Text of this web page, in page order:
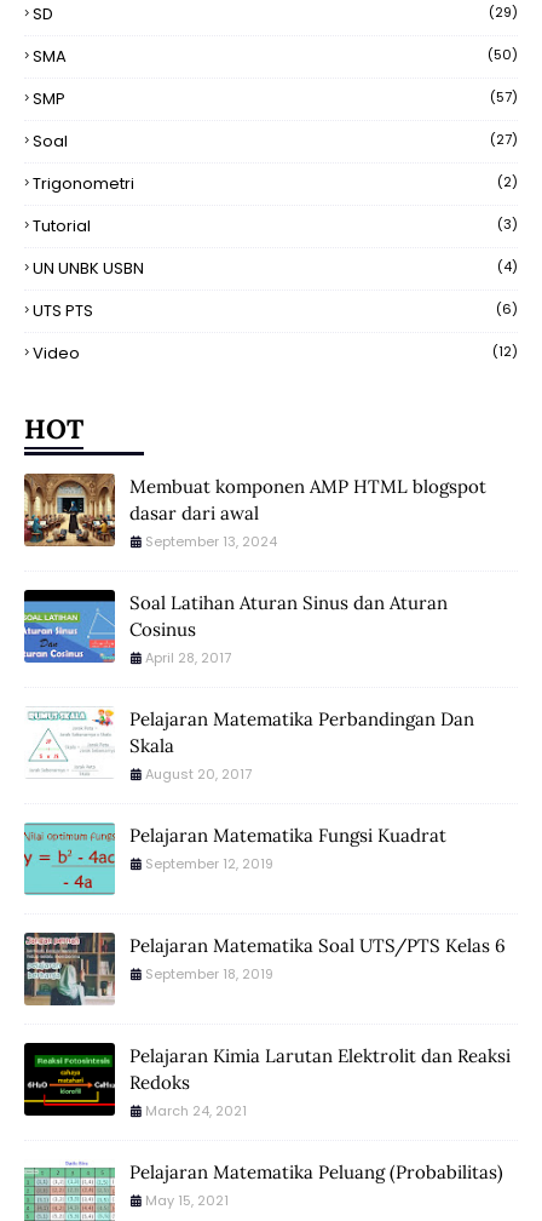
SD (29)
SMA (50)
SMP (57)
Soal (27)
Trigonometri (2)
Tutorial (3)
UN UNBK USBN (4)
UTS PTS (6)
Video (12)
HOT
Membuat komponen AMP HTML blogspot
dasar dari awal
September 13, 2024
Soal Latihan Aturan Sinus dan Aturan
Cosinus
April 28, 2017
Pelajaran Matematika Perbandingan Dan
Skala
August 20, 2017
Pelajaran Matematika Fungsi Kuadrat
September 12, 2019
Pelajaran Matematika Soal UTS/PTS Kelas 6
September 18, 2019
Pelajaran Kimia Larutan Elektrolit dan Reaksi
Redoks
March 24, 2021
Pelajaran Matematika Peluang (Probabilitas)
May 15, 2021